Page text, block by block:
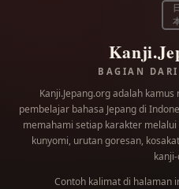
BAGIAN DARI
Kanji.Jepang.org adalah
pembelajar bahasa Jepang di
memahami setiap karakter
kunyomi, urutan goresan,
Contoh kalimat di halaman